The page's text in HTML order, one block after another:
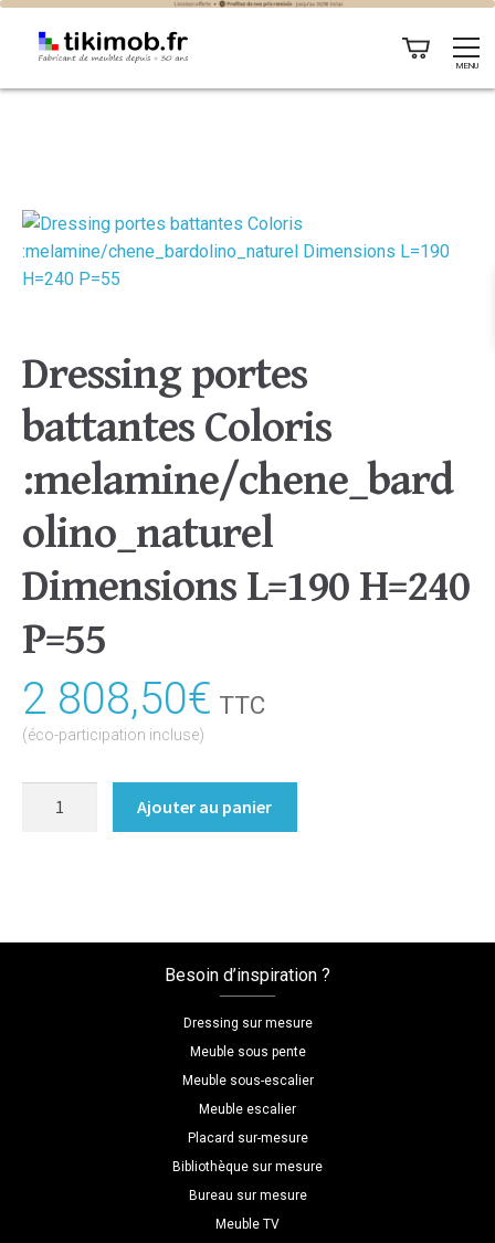
MENU
Dressing portes
battantes Coloris
:melamine/chene_bard
olino_naturel
Dimensions L=190 H=240
P=55
2 808,50€ TTC
(éco-participation incluse)
Ajouter au panier
Besoin d’inspiration ?
Dressing sur mesure
Meuble sous pente
Meuble sous-escalier
Meuble escalier
Placard sur-mesure
Bibliothèque sur mesure
Bureau sur mesure
Meuble TV